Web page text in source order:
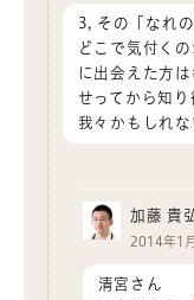
3, その「なれ
どこで気付く
に出会えた方
せってから知
我々かもしれ
加藤 貴
2014年1
清宮さん